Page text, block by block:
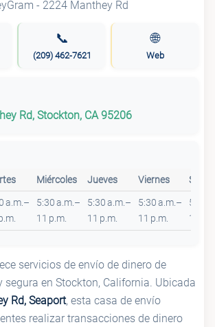
📞
(209) 462-7621
🌐
Web
Rd, Stockton, CA 95206
Miércoles Jueves Viernes
a.m.–
5:30 a.m.–
11 p.m.
5:30 a.m.–
11 p.m.
5:30 a.m.–
11 p.m.
5:45
11
servicios de envío de dinero de
segura en Stockton, California. Ubicada
Rd, Seaport, esta casa de envío
realizar transacciones de dinero